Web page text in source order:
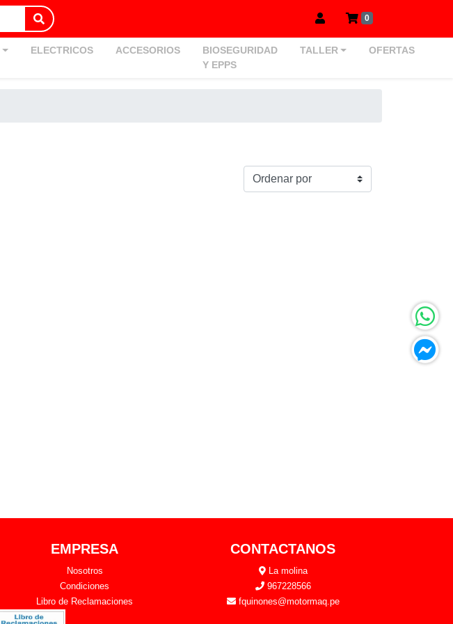
0
ELECTRICOS ACCESORIOS
BIOSEGURIDAD
Y EPPS
TALLER OFERTAS
EMPRESA
Nosotros
Condiciones
Libro de Reclamaciones
CONTACTANOS
La molina
967228566
fquinones@motormaq.pe